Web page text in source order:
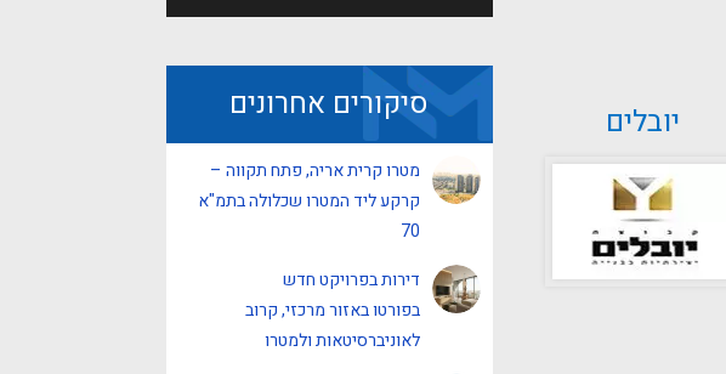
יובלים סיקורים אחרונים
מטרו קרית אריה, פתח תקווה –
קרקע ליד המטרו שכלולה בתמ"א
70
דירות בפרויקט חדש
בפורטו באזור מרכזי, קרוב
לאוניברסיטאות ולמטרו